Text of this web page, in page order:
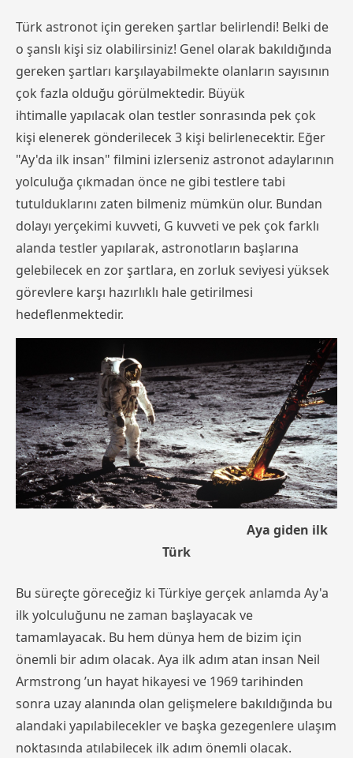
Türk astronot için gereken şartlar belirlendi! Belki de
o şanslı kişi siz olabilirsiniz! Genel olarak bakıldığında
gereken şartları karşılayabilmekte olanların sayısının
çok fazla olduğu görülmektedir. Büyük
ihtimalle yapılacak olan testler sonrasında pek çok
kişi elenerek gönderilecek 3 kişi belirlenecektir. Eğer
"Ay'da ilk insan" filmini izlerseniz astronot adaylarının
yolculuğa çıkmadan önce ne gibi testlere tabi
tutulduklarını zaten bilmeniz mümkün olur. Bundan
dolayı yerçekimi kuvveti, G kuvveti ve pek çok farklı
alanda testler yapılarak, astronotların başlarına
gelebilecek en zor şartlara, en zorluk seviyesi yüksek
görevlere karşı hazırlıklı hale getirilmesi
hedeflenmektedir.
Aya giden ilk
Türk
Bu süreçte göreceğiz ki Türkiye gerçek anlamda Ay'a
ilk yolculuğunu ne zaman başlayacak ve
tamamlayacak. Bu hem dünya hem de bizim için
önemli bir adım olacak. Aya ilk adım atan insan Neil
Armstrong ’un hayat hikayesi ve 1969 tarihinden
sonra uzay alanında olan gelişmelere bakıldığında bu
alandaki yapılabilecekler ve başka gezegenlere ulaşım
noktasında atılabilecek ilk adım önemli olacak.